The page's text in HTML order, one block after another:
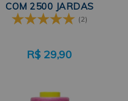
COM 2500 JARDAS
(2)
R$ 29,90